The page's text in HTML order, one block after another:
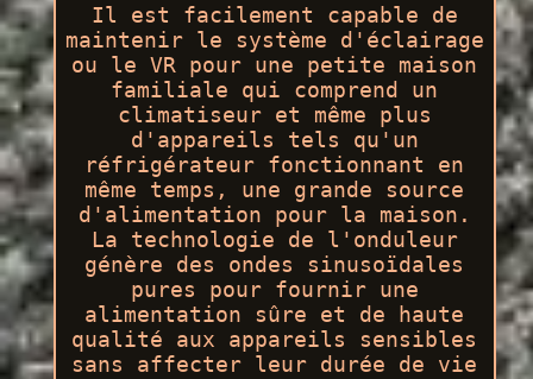
Il est facilement capable de
maintenir le système d'éclairage
ou le VR pour une petite maison
familiale qui comprend un
climatiseur et même plus
d'appareils tels qu'un
réfrigérateur fonctionnant en
même temps, une grande source
d'alimentation pour la maison.
La technologie de l'onduleur
génère des ondes sinusoïdales
pures pour fournir une
alimentation sûre et de haute
qualité aux appareils sensibles
sans affecter leur durée de vie